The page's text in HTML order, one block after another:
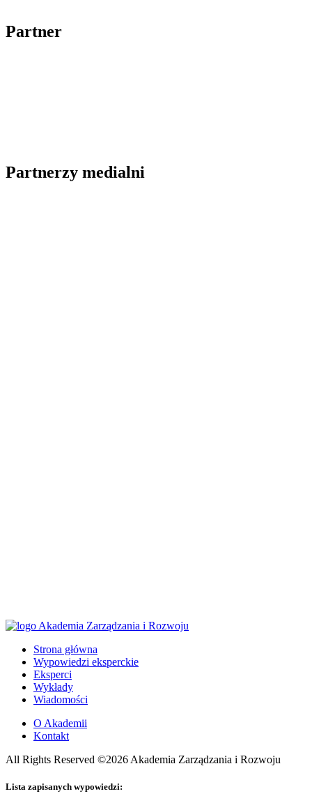
Partner
Partnerzy medialni
Strona główna
Wypowiedzi eksperckie
Eksperci
Wykłady
Wiadomości
O Akademii
Kontakt
All Rights Reserved ©2026 Akademia Zarządzania i Rozwoju
Lista zapisanych wypowiedzi: